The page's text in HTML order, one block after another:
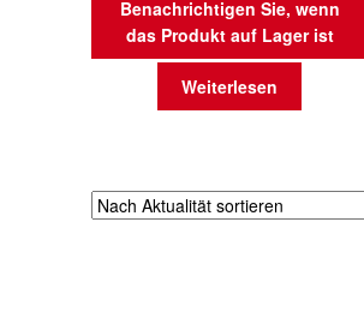
Benachrichtigen Sie, wenn
das Produkt auf Lager ist
Weiterlesen